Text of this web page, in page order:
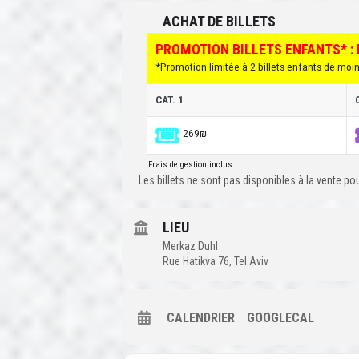
ACHAT DE BILLETS
PROMOTION BILLETS ENFANTS*
*Promotion limitée à 2 billets enfants de
CAT. 1
269₪
Frais de gestion inclus
Les billets ne sont pas disponibles à la vente
LIEU
Merkaz Duhl
Rue Hatikva 76, Tel Aviv
CALENDRIER GOOGLECAL